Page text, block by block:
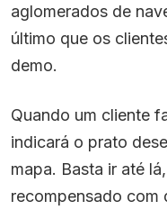
aglomerados de
último que os
demo.
Quando um cliente
indicará o prato
mapa. Basta ir até
recompensado com